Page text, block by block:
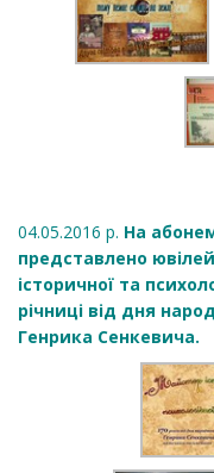
04.05.2016 р. На
представлено
історичної та
річниці від дня
Генрика Сенкевича.